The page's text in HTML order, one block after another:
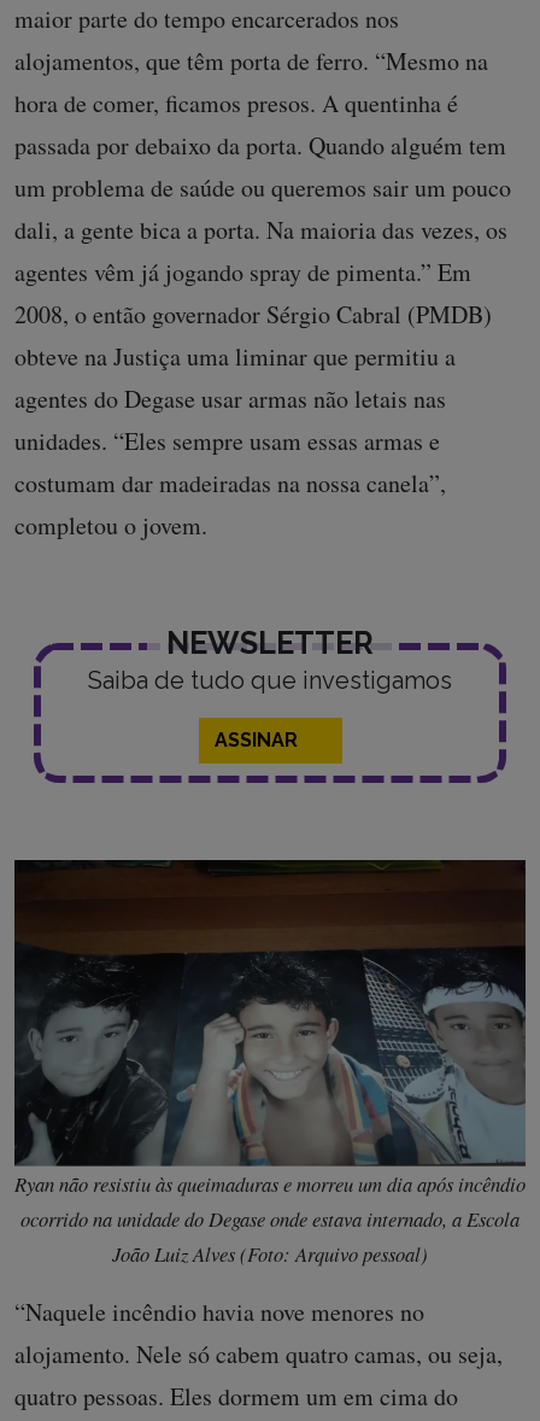
maior parte do tempo encarcerados nos
alojamentos, que têm porta de ferro. “Mesmo na
hora de comer, ficamos presos. A quentinha é
passada por debaixo da porta. Quando alguém tem
um problema de saúde ou queremos sair um pouco
dali, a gente bica a porta. Na maioria das vezes, os
agentes vêm já jogando spray de pimenta.” Em
2008, o então governador Sérgio Cabral (PMDB)
obteve na Justiça uma liminar que permitiu a
agentes do Degase usar armas não letais nas
unidades. “Eles sempre usam essas armas e
costumam dar madeiradas na nossa canela”,
completou o jovem.
NEWSLETTER
Saiba de tudo que investigamos
ASSINAR
Ryan não resistiu às queimaduras e morreu um dia após incêndio
ocorrido na unidade do Degase onde estava internado, a Escola
João Luiz Alves (Foto: Arquivo pessoal)
“Naquele incêndio havia nove menores no
alojamento. Nele só cabem quatro camas, ou seja,
quatro pessoas. Eles dormem um em cima do